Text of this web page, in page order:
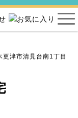
津市清見台南1丁目